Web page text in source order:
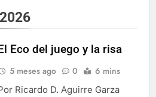
Eco del juego y la risa
5 meses ago 0 6 mins
Ricardo D. Aguirre Garza